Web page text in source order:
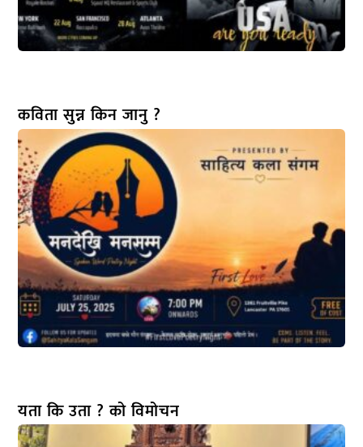
कविता सुन्न किन जानु ?
यता कि उता ? को विमोचन